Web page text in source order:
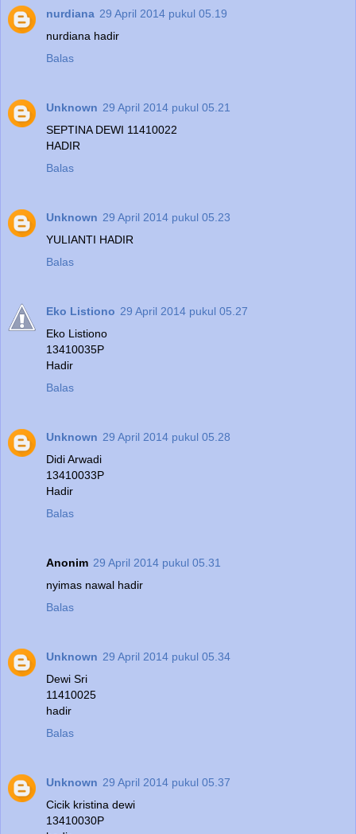
nurdiana 29 April 2014 pukul 05.19
nurdiana hadir
Balas
Unknown 29 April 2014 pukul 05.21
SEPTINA DEWI 11410022
HADIR
Balas
Unknown 29 April 2014 pukul 05.23
YULIANTI HADIR
Balas
Eko Listiono 29 April 2014 pukul 05.27
Eko Listiono
13410035P
Hadir
Balas
Unknown 29 April 2014 pukul 05.28
Didi Arwadi
13410033P
Hadir
Balas
Anonim 29 April 2014 pukul 05.31
nyimas nawal hadir
Balas
Unknown 29 April 2014 pukul 05.34
Dewi Sri
11410025
hadir
Balas
Unknown 29 April 2014 pukul 05.37
Cicik kristina dewi
13410030P